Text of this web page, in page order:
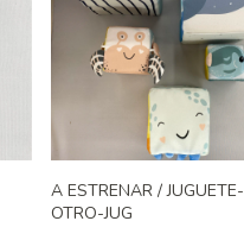
A ESTRENAR / JUGUETE-
OTRO-JUG